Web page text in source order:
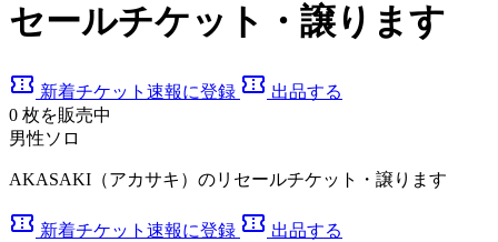
セールチケット・譲ります
confirmation_number 新着チケット速報に登録 confirmation_number 出品する
0 枚を販売中
男性ソロ
AKASAKI（アカサキ）のリセールチケット・譲ります
confirmation_number 新着チケット速報に登録 confirmation_number 出品する